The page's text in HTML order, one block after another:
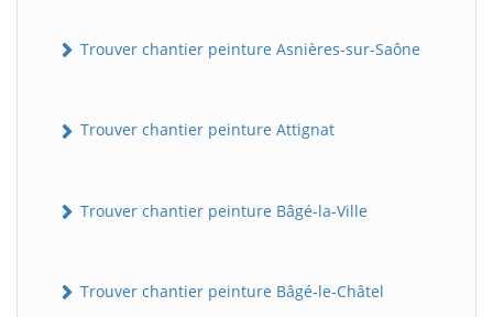
Trouver chantier peinture Asnières-sur-Saône
Trouver chantier peinture Attignat
Trouver chantier peinture Bâgé-la-Ville
Trouver chantier peinture Bâgé-le-Châtel